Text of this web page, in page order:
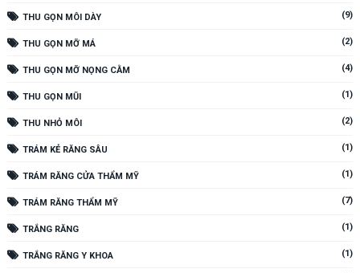
THU GỌN MÔI DÀY (9)
THU GỌN MỠ MÁ (2)
THU GỌN MỠ NỌNG CẰM (4)
THU GỌN MŨI (1)
THU NHỎ MÔI (2)
TRÁM KẺ RĂNG SÂU (1)
TRÁM RĂNG CỬA THẨM MỸ (1)
TRÁM RĂNG THẨM MỸ (7)
TRẮNG RĂNG (1)
TRẮNG RĂNG Y KHOA (1)